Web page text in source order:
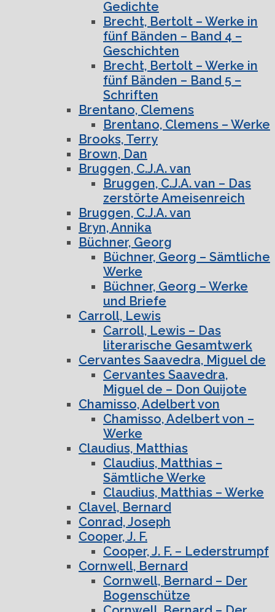
Gedichte
Brecht, Bertolt – Werke in
fünf Bänden – Band 4 –
Geschichten
Brecht, Bertolt – Werke in
fünf Bänden – Band 5 –
Schriften
Brentano, Clemens
Brentano, Clemens – Werke
Brooks, Terry
Brown, Dan
Bruggen, C.J.A. van
Bruggen, C.J.A. van – Das
zerstörte Ameisenreich
Bruggen, C.J.A. van
Bryn, Annika
Büchner, Georg
Büchner, Georg – Sämtliche
Werke
Büchner, Georg – Werke
und Briefe
Carroll, Lewis
Carroll, Lewis – Das
literarische Gesamtwerk
Cervantes Saavedra, Miguel de
Cervantes Saavedra,
Miguel de – Don Quijote
Chamisso, Adelbert von
Chamisso, Adelbert von –
Werke
Claudius, Matthias
Claudius, Matthias –
Sämtliche Werke
Claudius, Matthias – Werke
Clavel, Bernard
Conrad, Joseph
Cooper, J. F.
Cooper, J. F. – Lederstrumpf
Cornwell, Bernard
Cornwell, Bernard – Der
Bogenschütze